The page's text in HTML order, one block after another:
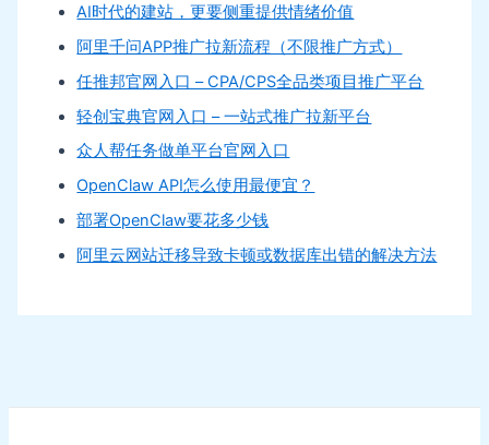
AI时代的建站，更要侧重提供情绪价值
阿里千问APP推广拉新流程（不限推广方式）
任推邦官网入口 – CPA/CPS全品类项目推广平台
轻创宝典官网入口 – 一站式推广拉新平台
众人帮任务做单平台官网入口
OpenClaw API怎么使用最便宜？
部署OpenClaw要花多少钱
阿里云网站迁移导致卡顿或数据库出错的解决方法